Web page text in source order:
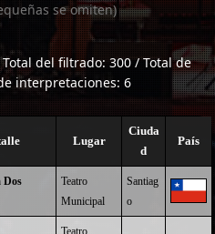
se omiten)
del filtrado: 300 / Total de
interpretaciones: 6
Lugar
Ciuda
d
País
Teatro
Municipal
Santiag
o
Teatro